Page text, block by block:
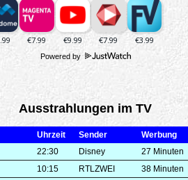
Powered by
Ausstrahlungen im TV
Uhrzeit Sender Werbung
22:30 Disney
27 Minuten
10:15 RTLZWEI
38 Minuten